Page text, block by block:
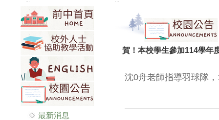
最新消息
賀！本校學生參加114學年
沈0舟老師指導羽球隊